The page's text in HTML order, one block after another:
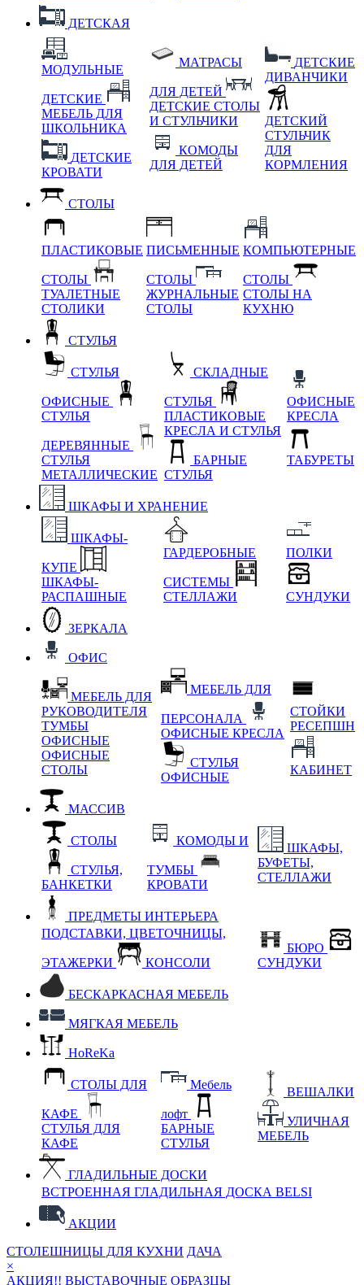
ДЕТСКАЯ
МОДУЛЬНЫЕ
ДЕТСКИЕ
МЕБЕЛЬ ДЛЯ
ШКОЛЬНИКА
ДЕТСКИЕ
КРОВАТИ
МАТРАСЫ
ДЛЯ ДЕТЕЙ
ДЕТСКИЕ СТОЛЫ
И СТУЛЬЧИКИ
КОМОДЫ
ДЛЯ ДЕТЕЙ
ДЕТСКИЕ
ДИВАНЧИКИ
ДЕТСКИЙ
СТУЛЬЧИК
ДЛЯ
КОРМЛЕНИЯ
СТОЛЫ
ПЛАСТИКОВЫЕ
СТОЛЫ
ТУАЛЕТНЫЕ
СТОЛИКИ
ПИСЬМЕННЫЕ
СТОЛЫ
ЖУРНАЛЬНЫЕ
СТОЛЫ
КОМПЬЮТЕРНЫЕ
СТОЛЫ
СТОЛЫ НА
КУХНЮ
СТУЛЬЯ
СТУЛЬЯ
ОФИСНЫЕ
СТУЛЬЯ
ДЕРЕВЯННЫЕ
СТУЛЬЯ
МЕТАЛЛИЧЕСКИЕ
СКЛАДНЫЕ
СТУЛЬЯ
ПЛАСТИКОВЫЕ
КРЕСЛА И СТУЛЬЯ
БАРНЫЕ
СТУЛЬЯ
ОФИСНЫЕ
КРЕСЛА
ТАБУРЕТЫ
ШКАФЫ И ХРАНЕНИЕ
ШКАФЫ-
КУПЕ
ШКАФЫ-
РАСПАШНЫЕ
ГАРДЕРОБНЫЕ
СИСТЕМЫ
СТЕЛЛАЖИ
ПОЛКИ
СУНДУКИ
ЗЕРКАЛА
ОФИС
МЕБЕЛЬ ДЛЯ
РУКОВОДИТЕЛЯ
ТУМБЫ
ОФИСНЫЕ
ОФИСНЫЕ
СТОЛЫ
МЕБЕЛЬ ДЛЯ
ПЕРСОНАЛА
ОФИСНЫЕ КРЕСЛА
СТУЛЬЯ
ОФИСНЫЕ
СТОЙКИ
РЕСЕПШН
КАБИНЕТ
МАССИВ
СТОЛЫ
СТУЛЬЯ,
БАНКЕТКИ
КОМОДЫ И
ТУМБЫ
КРОВАТИ
ШКАФЫ,
БУФЕТЫ,
СТЕЛЛАЖИ
ПРЕДМЕТЫ ИНТЕРЬЕРА
ПОДСТАВКИ, ЦВЕТОЧНИЦЫ,
ЭТАЖЕРКИ КОНСОЛИ
БЮРО
СУНДУКИ
БЕСКАРКАСНАЯ МЕБЕЛЬ
МЯГКАЯ МЕБЕЛЬ
HoReKa
СТОЛЫ ДЛЯ
КАФЕ
СТУЛЬЯ ДЛЯ
КАФЕ
Мебель
лофт
БАРНЫЕ
СТУЛЬЯ
ВЕШАЛКИ
УЛИЧНАЯ
МЕБЕЛЬ
ГЛАДИЛЬНЫЕ ДОСКИ
ВСТРОЕННАЯ ГЛАДИЛЬНАЯ ДОСКА BELSI
АКЦИИ
СТОЛЕШНИЦЫ ДЛЯ КУХНИ ДАЧА
×
АКЦИЯ!! ВЫСТАВОЧНЫЕ ОБРАЗЦЫ